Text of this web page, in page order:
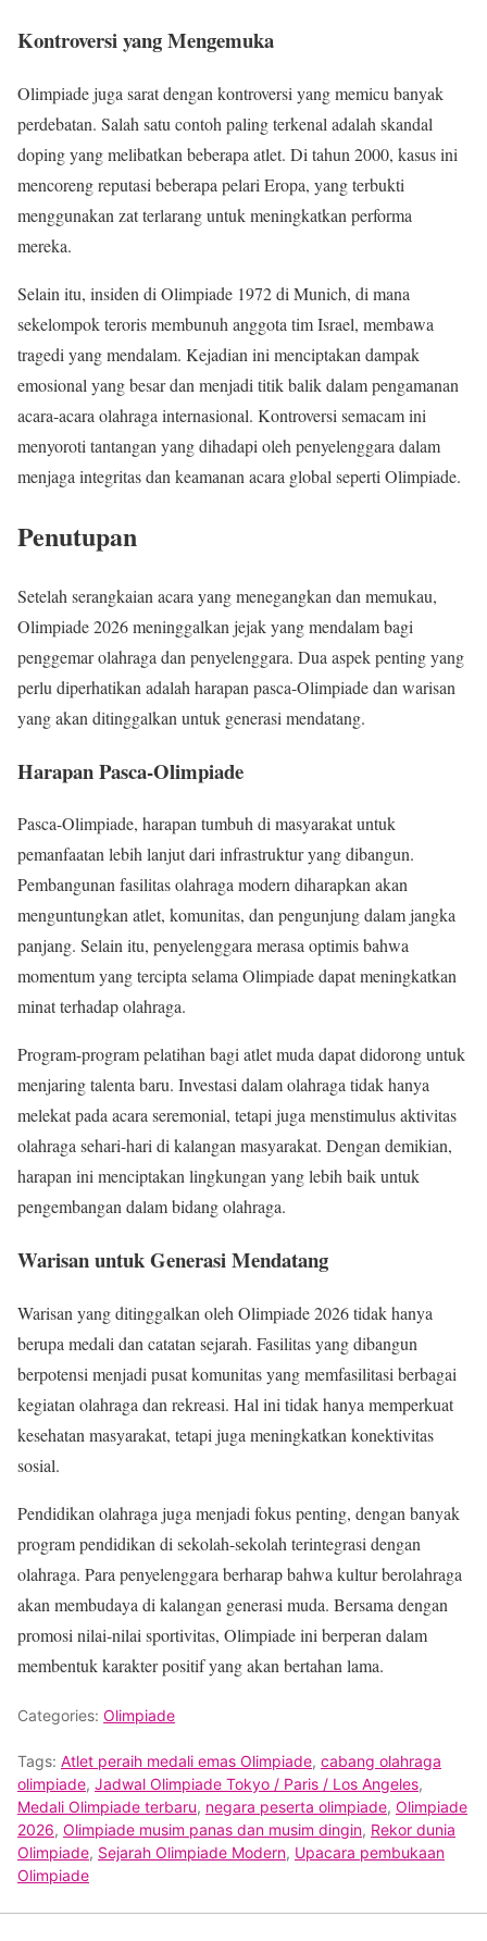
Kontroversi yang Mengemuka
Olimpiade juga sarat dengan kontroversi yang memicu banyak
perdebatan. Salah satu contoh paling terkenal adalah skandal
doping yang melibatkan beberapa atlet. Di tahun 2000, kasus ini
mencoreng reputasi beberapa pelari Eropa, yang terbukti
menggunakan zat terlarang untuk meningkatkan performa
mereka.
Selain itu, insiden di Olimpiade 1972 di Munich, di mana
sekelompok teroris membunuh anggota tim Israel, membawa
tragedi yang mendalam. Kejadian ini menciptakan dampak
emosional yang besar dan menjadi titik balik dalam pengamanan
acara-acara olahraga internasional. Kontroversi semacam ini
menyoroti tantangan yang dihadapi oleh penyelenggara dalam
menjaga integritas dan keamanan acara global seperti Olimpiade.
Penutupan
Setelah serangkaian acara yang menegangkan dan memukau,
Olimpiade 2026 meninggalkan jejak yang mendalam bagi
penggemar olahraga dan penyelenggara. Dua aspek penting yang
perlu diperhatikan adalah harapan pasca-Olimpiade dan warisan
yang akan ditinggalkan untuk generasi mendatang.
Harapan Pasca-Olimpiade
Pasca-Olimpiade, harapan tumbuh di masyarakat untuk
pemanfaatan lebih lanjut dari infrastruktur yang dibangun.
Pembangunan fasilitas olahraga modern diharapkan akan
menguntungkan atlet, komunitas, dan pengunjung dalam jangka
panjang. Selain itu, penyelenggara merasa optimis bahwa
momentum yang tercipta selama Olimpiade dapat meningkatkan
minat terhadap olahraga.
Program-program pelatihan bagi atlet muda dapat didorong untuk
menjaring talenta baru. Investasi dalam olahraga tidak hanya
melekat pada acara seremonial, tetapi juga menstimulus aktivitas
olahraga sehari-hari di kalangan masyarakat. Dengan demikian,
harapan ini menciptakan lingkungan yang lebih baik untuk
pengembangan dalam bidang olahraga.
Warisan untuk Generasi Mendatang
Warisan yang ditinggalkan oleh Olimpiade 2026 tidak hanya
berupa medali dan catatan sejarah. Fasilitas yang dibangun
berpotensi menjadi pusat komunitas yang memfasilitasi berbagai
kegiatan olahraga dan rekreasi. Hal ini tidak hanya memperkuat
kesehatan masyarakat, tetapi juga meningkatkan konektivitas
sosial.
Pendidikan olahraga juga menjadi fokus penting, dengan banyak
program pendidikan di sekolah-sekolah terintegrasi dengan
olahraga. Para penyelenggara berharap bahwa kultur berolahraga
akan membudaya di kalangan generasi muda. Bersama dengan
promosi nilai-nilai sportivitas, Olimpiade ini berperan dalam
membentuk karakter positif yang akan bertahan lama.
Categories: Olimpiade
Tags: Atlet peraih medali emas Olimpiade, cabang olahraga
olimpiade, Jadwal Olimpiade Tokyo / Paris / Los Angeles,
Medali Olimpiade terbaru, negara peserta olimpiade, Olimpiade
2026, Olimpiade musim panas dan musim dingin, Rekor dunia
Olimpiade, Sejarah Olimpiade Modern, Upacara pembukaan
Olimpiade